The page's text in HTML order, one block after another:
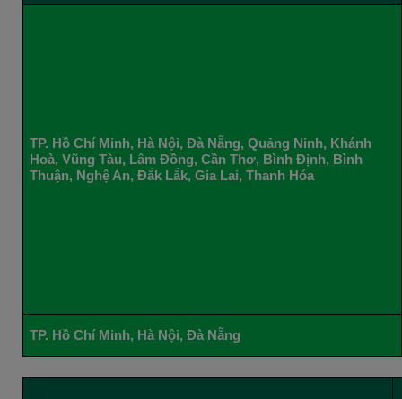
TP. Hồ Chí Minh, Hà Nội, Đà Nẵng, Quảng Ninh, Khánh
Hoà, Vũng Tàu, Lâm Đồng, Cần Thơ, Bình Định, Bình
Thuận, Nghệ An, Đắk Lắk, Gia Lai, Thanh Hóa
TP. Hồ Chí Minh, Hà Nội, Đà Nẵng